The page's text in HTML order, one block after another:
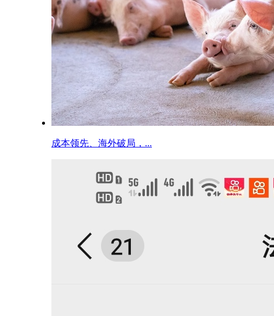
成本领先、海外破局，...